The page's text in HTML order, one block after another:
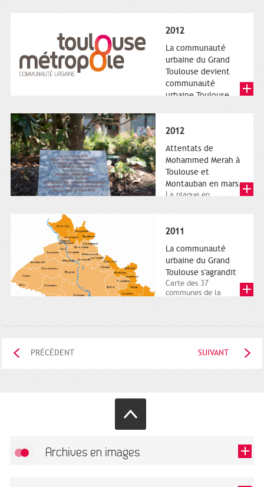
2012
La communauté
urbaine du Grand
Toulouse devient
communauté
urbaine Toulouse
Métropole,
représentant l'anneau
de Moëbius.
2012
Attentats de
Mohammed Merah à
Toulouse et
Montauban en mars.
La plaque en
Charles-de-Gaulle.
2011
La communauté
urbaine du Grand
Toulouse s'agrandit
Carte des 37
communes de la
PRÉCÉDENT SUIVANT
Archives en images